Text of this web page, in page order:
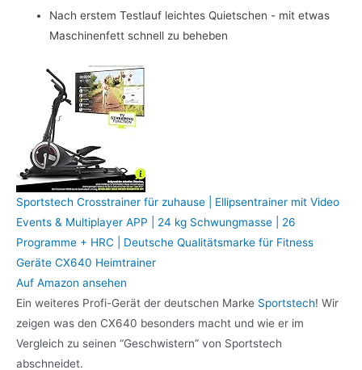
Nach erstem Testlauf leichtes Quietschen - mit etwas
Maschinenfett schnell zu beheben
Sportstech Crosstrainer für zuhause | Ellipsentrainer mit Video
Events & Multiplayer APP | 24 kg Schwungmasse | 26
Programme + HRC | Deutsche Qualitätsmarke für Fitness
Geräte CX640 Heimtrainer
Auf Amazon ansehen
Ein weiteres Profi-Gerät der deutschen Marke Sportstech! Wir
zeigen was den CX640 besonders macht und wie er im
Vergleich zu seinen “Geschwistern” von Sportstech
abschneidet.